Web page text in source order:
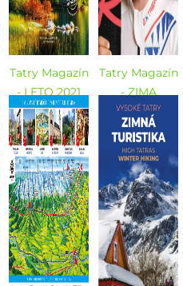
Tatry Magazín
- LETO 2021
Tatry Magazín
- ZIMA
2020/2021